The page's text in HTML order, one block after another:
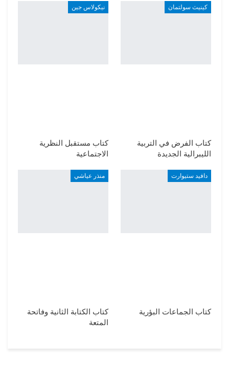
كينيث سولتمان
كتاب الفرض في التربية
الليبرالية الجديدة
نيكولاس جين
كتاب مستقبل النظرية
الاجتماعية
دافيد ستيوارت
كتاب الجماعات البؤرية
منذر عياشي
كتاب الكتابة الثانية وفاتحة
المتعة